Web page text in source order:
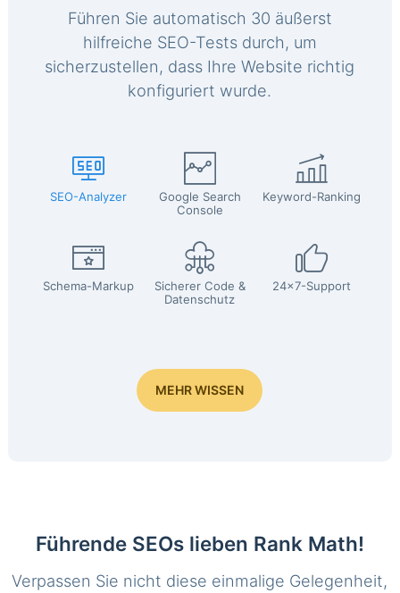
Führen Sie automatisch 30 äußerst
hilfreiche SEO-Tests durch, um
sicherzustellen, dass Ihre Website richtig
konfiguriert wurde.
SEO-Analyzer
Google Search
Console
Keyword-Ranking
Schema-Markup
Sicherer Code &
Datenschutz
24x7-Support
MEHR WISSEN
Führende SEOs lieben Rank Math!
Verpassen Sie nicht diese einmalige Gelegenheit,